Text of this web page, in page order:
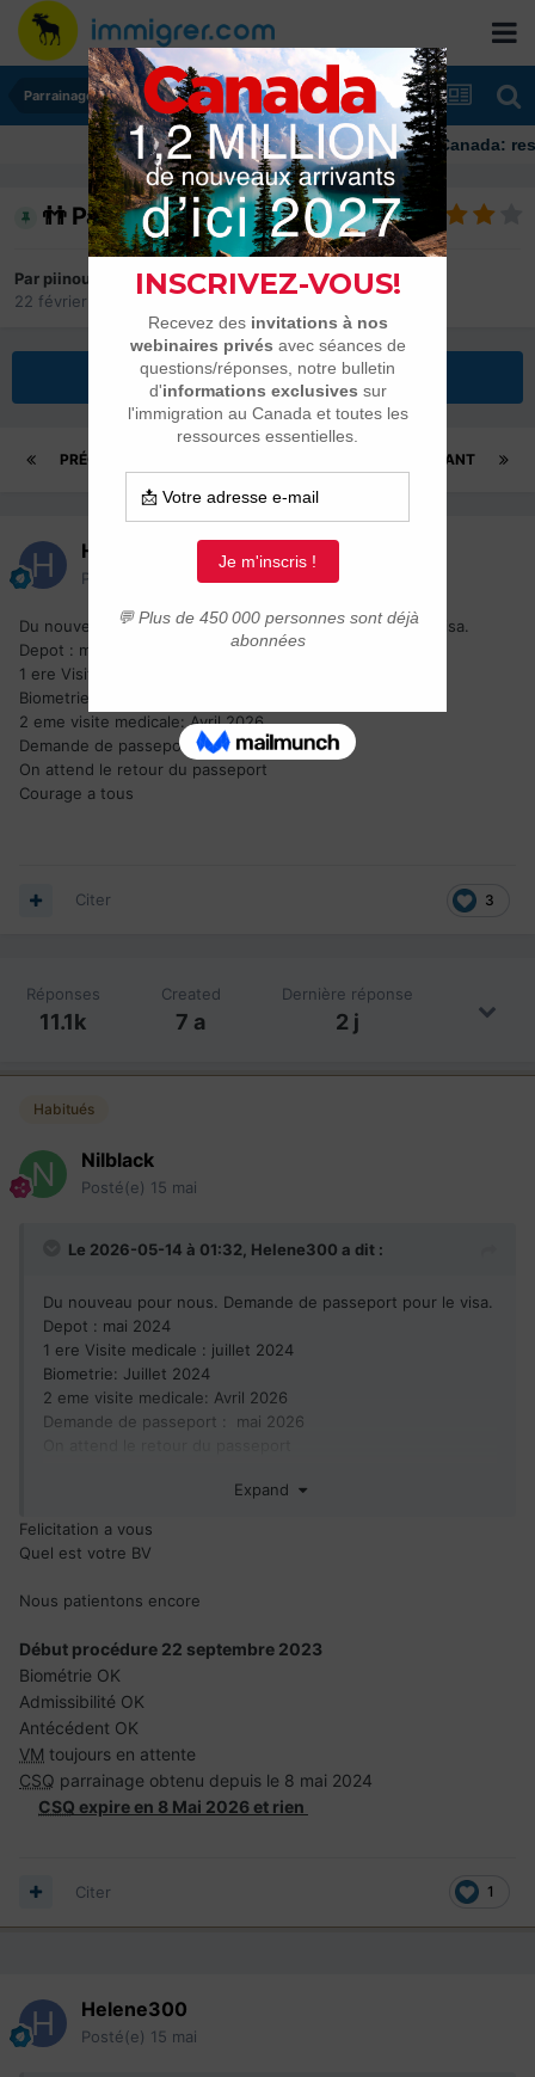
Parrainages et Mariages
Immigrer au Canada:
👬 Parrainage 2019-2026
Par piinoush
22 février 2019
Répondre à ce sujet
PRÉCÉDENT SUIVANT
Helene300
Posté(e)
Du nouveau pour nous. Demande de passeport pour le visa.
Depot : mai 2024
1 ere Visite medicale : juillet 2024
Biometrie: Juillet 2024
2 eme visite medicale: Avril 2026
Demande de passeport: mai 2026
On attend le retour du passeport
Courage a tous
3
Citer
Réponses
11.1k
Created
7 a
Dernière réponse
2 j
Habitués
Nilblack
Posté(e) 15 mai
Le 2026-05-14 à 01:32, Helene300 a dit :
Du nouveau pour nous. Demande de passeport pour le visa.
Depot : mai 2024
1 ere Visite medicale : juillet 2024
Biometrie: Juillet 2024
2 eme visite medicale: Avril 2026
Demande de passeport
: mai 2026
Expand
Felicitation a vous
Quel est votre BV
Nous patientons encore
Début procédure 22 septembre 2023
Biométrie OK
Admissibilité OK
Antécédent OK
VM toujours en attente
CSQ parrainage obtenu depuis le 8 mai 2024
CSQ expire en 8 Mai 2026 et rien
1
Citer
Helene300
Posté(e) 15 mai